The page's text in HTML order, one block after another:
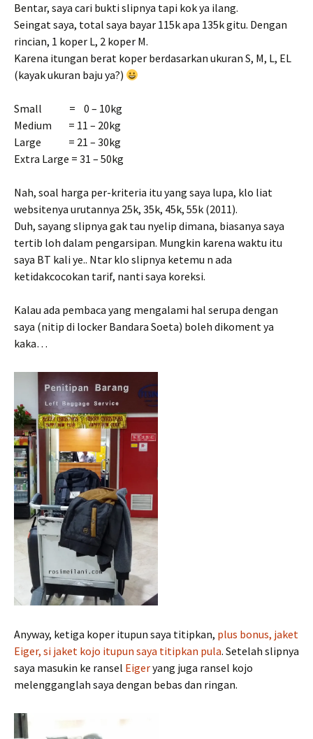
Bentar, saya cari bukti slipnya tapi kok ya ilang.
Seingat saya, total saya bayar 115k apa 135k gitu. Dengan
rincian, 1 koper L, 2 koper M.
Karena itungan berat koper berdasarkan ukuran S, M, L, EL
(kayak ukuran baju ya?)
Small = 0 – 10kg
Medium = 11 – 20kg
Large = 21 – 30kg
Extra Large = 31 – 50kg
Nah, soal harga per-kriteria itu yang saya lupa, klo liat
websitenya urutannya 25k, 35k, 45k, 55k (2011).
Duh, sayang slipnya gak tau nyelip dimana, biasanya saya
tertib loh dalam pengarsipan. Mungkin karena waktu itu
saya BT kali ye.. Ntar klo slipnya ketemu n ada
ketidakcocokan tarif, nanti saya koreksi.
Kalau ada pembaca yang mengalami hal serupa dengan
saya (nitip di locker Bandara Soeta) boleh dikoment ya
kaka…
Anyway, ketiga koper itupun saya titipkan, plus bonus, jaket
Eiger, si jaket kojo itupun saya titipkan pula. Setelah slipnya
saya masukin ke ransel Eigeryang juga ransel kojo
melengganglah saya dengan bebas dan ringan.